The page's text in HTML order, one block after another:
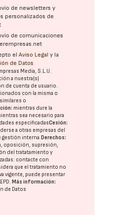
de newsletters y
personalizados de
de comunicaciones
elAviso Legal y la
de Datos
Media, S.L.U.
a nuestra(s)
de cuenta de usuario.
con la misma o
o
mientras dure la
sea necesario para
especificadasCesión:
a otras empresas del
gestión interna. Derechos:
oposición, supresión,
del tratatamiento y
contacte con
que el tratamiento no
vigente, puede presentar
. Más información:
de Datos